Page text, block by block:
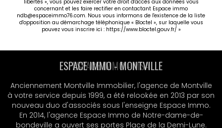
libertés », vous pouvez exercer votre droit d'accès aux données vous
concernant et les faire rectifier en contactant Espace immo
ndb@espaceimmo76.com. Nous vous informons de l'existence de la liste
d'opposition au démarchage téléphonique « Bloctel », sur laquelle vous
pouvez vous inscrire ici : https://www.bloctel.gouv.fr/ »
ESPACE IMMO - MSA
Anciennement Montville Immobilier, l'agence de Montville
à votre service depuis 1999, a été relookée en 2013 par son
nouveau duo d'associés sous l'enseigne Espace Immo.
En 2014, l'agence Espace Immo de Notre-dame-de-
bondeville a ouvert ses portes Place de la Demi-Lune.